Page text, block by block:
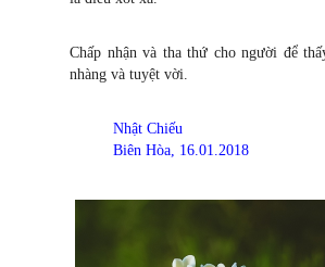
Chấp nhận và tha thứ cho người để
nhàng và tuyệt vời.
Nhật Chiếu
Biên Hòa, 16.01.2018